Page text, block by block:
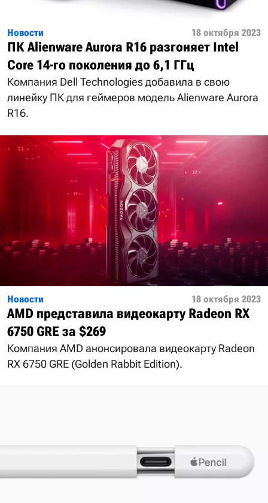
Новости 18 октября 2023
ПК Alienware Aurora R16 разгоняет Intel
Core 14-го поколения до 6,1 ГГц
Компания Dell Technologies добавила в свою
линейку ПК для геймеров модель Alienware Aurora
R16.
Новости 18 октября 2023
AMD представила видеокарту Radeon RX
6750 GRE за $269
Компания AMD анонсировала видеокарту Radeon
RX 6750 GRE (Golden Rabbit Edition).